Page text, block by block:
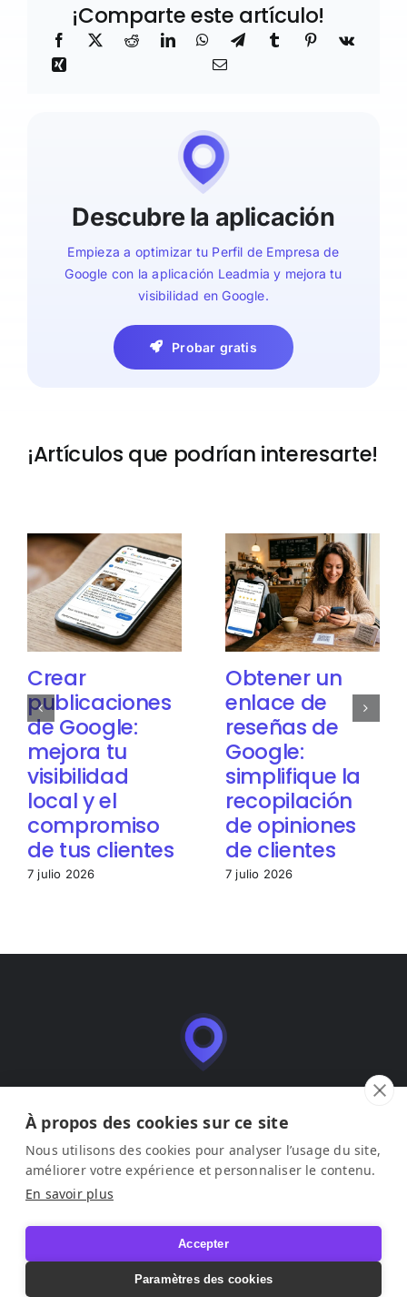
À propos des cookies sur ce site
Nous utilisons des cookies pour analyser l’usage du site,
améliorer votre expérience et personnaliser le contenu.
En savoir plus
Accepter
Paramètres des cookies
¡Comparte este artículo!
Descubre la aplicación
Empieza a optimizar tu Perfil de Empresa de
Google con la aplicación Leadmia y mejora tu
visibilidad en Google.
Probar gratis
¡Artículos que podrían interesarte!
Crear
publicaciones
de Google:
mejora tu
visibilidad
local y el
compromiso
de tus clientes
7 julio 2026
Obtener un
enlace de
reseñas de
Google:
simplifique la
recopilación
de opiniones
de clientes
7 julio 2026
optimización de fichas de empresa (Google Business
Aviso legal–Condiciones de uso–Política de privacidad
© 2026 Leadmia. Todos los derechos reservados.